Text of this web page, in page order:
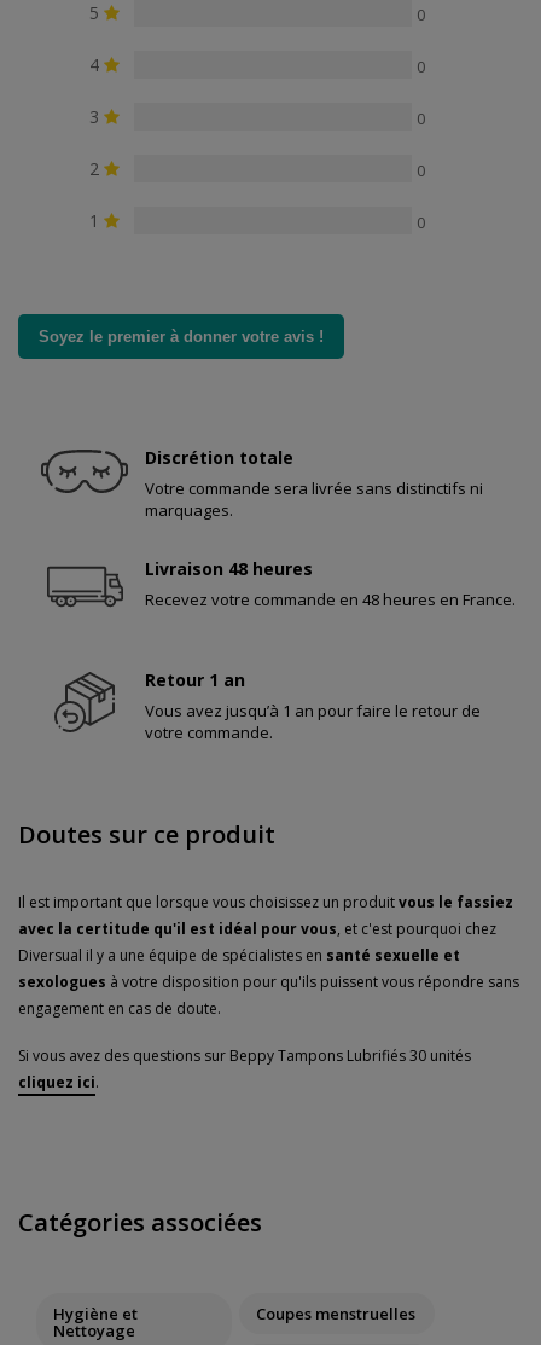
5 0
4 0
3 0
2 0
1 0
Soyez le premier à donner votre avis !
Discrétion totale
Votre commande sera livrée sans distinctifs ni
marquages.
Livraison 48 heures
Recevez votre commande en 48 heures en France.
Retour 1 an
Vous avez jusqu’à 1 an pour faire le retour de
votre commande.
Doutes sur ce produit
Il est important que lorsque vous choisissez un produitvous le fassiez
avec la certitude qu'il est idéal pour vous, et c'est pourquoi chez
Diversual il y a une équipe de spécialistes en santé sexuelle et
sexologues à votre disposition pour qu'ils puissent vous répondre sans
engagement en cas de doute.
Si vous avez des questions sur Beppy Tampons Lubrifiés 30 unités
cliquez ici.
Catégories associées
Hygiène et
Nettoyage
Coupes menstruelles